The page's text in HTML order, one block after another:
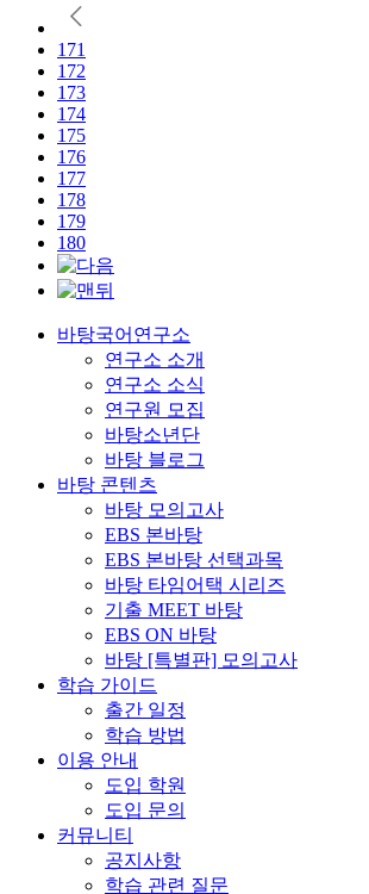
171
172
173
174
175
176
177
178
179
180
바탕국어연구소
연구소 소개
연구소 소식
연구원 모집
바탕소년단
바탕 블로그
바탕 콘텐츠
바탕 모의고사
EBS 본바탕
EBS 본바탕 선택과목
바탕 타임어택 시리즈
기출 MEET 바탕
EBS ON 바탕
바탕 [특별판] 모의고사
학습 가이드
출간 일정
학습 방법
이용 안내
도입 학원
도입 문의
커뮤니티
공지사항
학습 관련 질문